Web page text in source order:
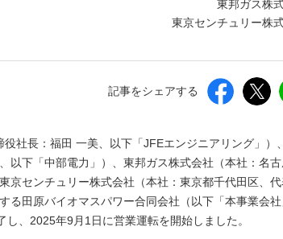
東邦ガス株
東京センチュリー株
記事をシェアする
社長：福田 一美、以下「JFEエンジニアリング」）
以下「中部電力」）、東邦ガス株式会社（本社：名
京センチュリー株式会社（本社：東京都千代田区、
る田原バイオマスパワー合同会社（以下「本事業会
、2025年9月1日に営業運転を開始しました。